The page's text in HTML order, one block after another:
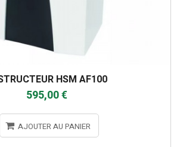
HSM AF100
595,00 €
AJOUTER AU PANIER